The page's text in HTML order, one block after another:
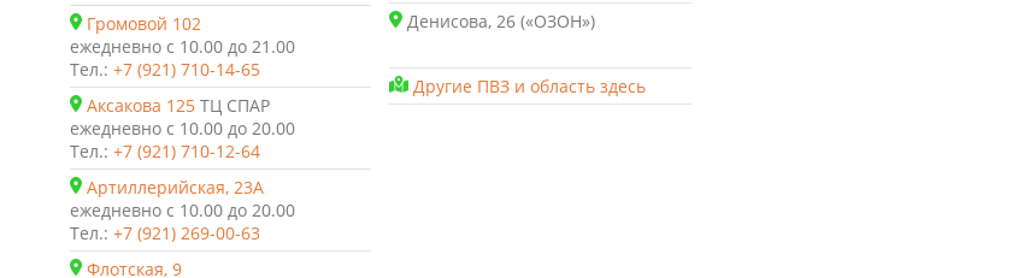
Громовой 102
ежедневно с 10.00 до 21.00
Тел.: +7 (921) 710-14-65
Аксакова 125 ТЦ СПАР
ежедневно с 10.00 до 20.00
Тел.: +7 (921) 710-12-64
Артиллерийская, 23А
ежедневно с 10.00 до 20.00
Тел.: +7 (921) 269-00-63
Флотская, 9
Денисова, 26 («ОЗОН»)
Другие ПВЗ и область здесь